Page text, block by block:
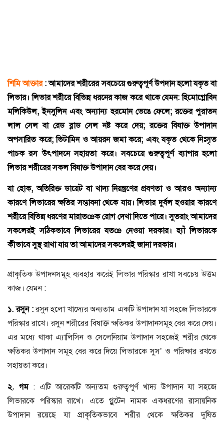
শিমি আক্তার: আমাদের শরীরের সবচেয়ে গুরুত্বপূর্ণ উপদান হলো যকৃত বা
লিভার। লিভার শরীরে বিভিন্ন ধরনের কাজ করে থাকে যেমন: হিমোগ্লোবিন
মলিকিউল, ইনসুলিন এবং অন্যান্য হরমোন ভেঙে ফেলে; রক্তের পুরাতন
লাল সেল বা রেড ব্লাড সেল নষ্ট করে দেয়; রক্তের বিষাক্ত উপাদান
অপসারিত করে; ভিটামিন ও আয়রন জমা করে; এবং যকৃত থেকে নিঃসৃত
পাচক রস উৎপাদনে সহায়তা করে। সবচেয়ে গুরুত্বপূর্ণ ব্যাপার হলো
লিভার শরীরের সকল বিষাক্ত উপাদান বের করে দেয়।
যা হোক, অতিরিক্ত ডায়েট বা খাদ্য নিয়ন্ত্রণের প্রবণতা ও আরও অন্যান্য
কারণে লিভারের ক্ষতির সম্ভাবনা থেকে যায়। লিভার দুর্বল হওয়ার কারণে
শরীরে বিভিন্ন ধরণের মারাতœক রোগ দেখা দিতে পারে। সুতরাং আমাদের
সকলেরই সঠিকভাবে লিভারের যতœ নেওয়া দরকার। হ্যাঁ লিভারকে
কীভাবে সুস্থ রাখা যায় তা আমাদের সকলেরই জানা দরকার।
প্রাকৃতিক উপাদনসমূহ ব্যবহার করেই লিভার পরিস্কার রাখা সবচেয় উত্তম
কাজ। যেমন :
১.রসুন :রসুন হলো খাদ্যের অন্যতাম একটি উপাদান যা সহজে লিভারকে
পরিস্কার রাখে। রসুন শরীরের বিষাক্ত ক্ষতিকর উপাদানসমূহ বের করে দেয়।
এর মধ্যে থাকা এ্যালিসিন ও সেলেনিয়াম উপাদান সহজেই শরীর থেকে
ক্ষতিকর উপাদান সমূহ বের করে দিয়ে লিভারকে সুস’ ও পরিষ্কার রখতে
সহায়তা করে।
২. গম: এটি আরেকটি অন্যতম গুরুত্বপূর্ণ খাদ্য উপাদান যা সহজে
লিভারকে পরিস্কার রাখে। এতে গ্লুটেন নামক একধরণের রাসায়নিক
উপাদান রয়েছে যা প্রাকৃতিকভাবে শরীর থেকে ক্ষতিকর দুষিত